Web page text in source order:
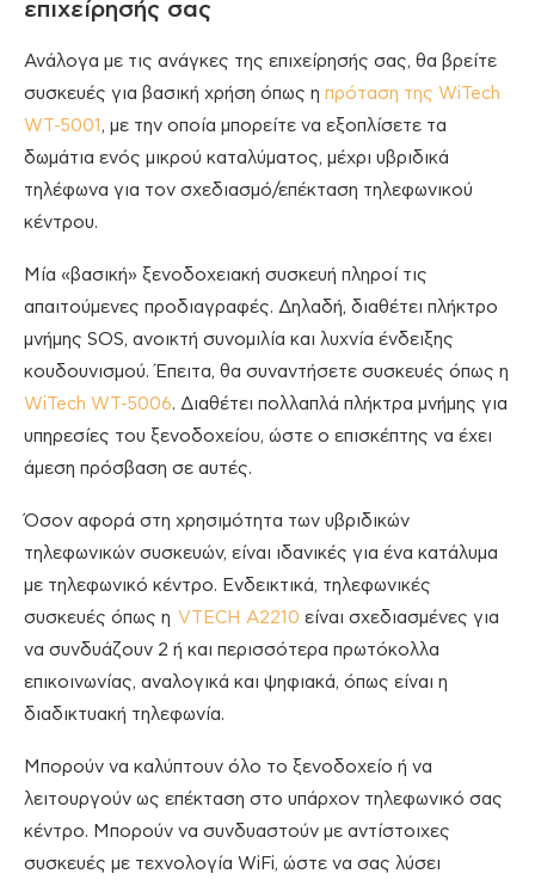
επιχείρησής σας
Ανάλογα με τις ανάγκες της επιχείρησής σας, θα βρείτε
συσκευές για βασική χρήση όπως η πρόταση της WiTech
WT-5001 , με την οποία μπορείτε να εξοπλίσετε τα
δωμάτια ενός μικρού καταλύματος, μέχρι υβριδικά
τηλέφωνα για τον σχεδιασμό/επέκταση τηλεφωνικού
κέντρου.
Μία «βασική» ξενοδοχειακή συσκευή πληροί τις
απαιτούμενες προδιαγραφές. Δηλαδή, διαθέτει πλήκτρο
μνήμης SOS, ανοικτή συνομιλία και λυχνία ένδειξης
κουδουνισμού. Έπειτα, θα συναντήσετε συσκευές όπως η
WiTech WT-5006. Διαθέτει πολλαπλά πλήκτρα μνήμης για
υπηρεσίες του ξενοδοχείου, ώστε ο επισκέπτης να έχει
άμεση πρόσβαση σε αυτές.
Όσον αφορά στη χρησιμότητα των υβριδικών
τηλεφωνικών συσκευών, είναι ιδανικές για ένα κατάλυμα
με τηλεφωνικό κέντρο. Ενδεικτικά, τηλεφωνικές
συσκευές όπως η VTECH A2210 είναι σχεδιασμένες για
να συνδυάζουν 2 ή και περισσότερα πρωτόκολλα
επικοινωνίας, αναλογικά και ψηφιακά, όπως είναι η
διαδικτυακή τηλεφωνία.
Μπορούν να καλύπτουν όλο το ξενοδοχείο ή να
λειτουργούν ως επέκταση στο υπάρχον τηλεφωνικό σας
κέντρο. Μπορούν να συνδυαστούν με αντίστοιχες
συσκευές με τεχνολογία WiFi, ώστε να σας λύσει